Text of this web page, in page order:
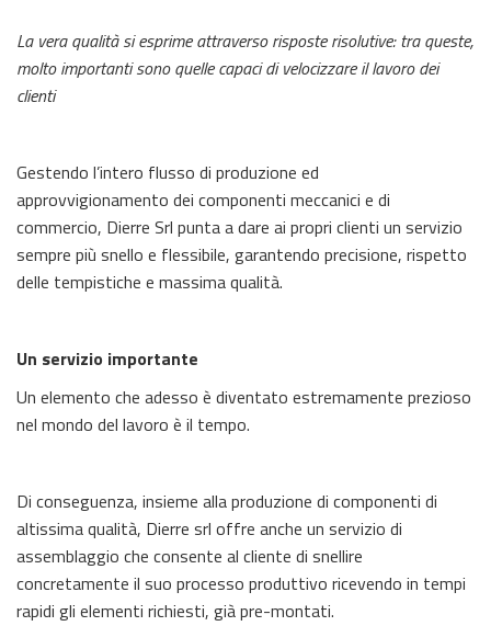
La vera qualità si esprime attraverso risposte risolutive: tra queste,
molto importanti sono quelle capaci di velocizzare il lavoro dei
clienti
Gestendo l’intero flusso di produzione ed
approvvigionamento dei componenti meccanici e di
commercio, Dierre Srl punta a dare ai propri clienti un servizio
sempre più snello e flessibile, garantendo precisione, rispetto
delle tempistiche e massima qualità.
Un servizio importante
Un elemento che adesso è diventato estremamente prezioso
nel mondo del lavoro è il tempo.
Di conseguenza, insieme alla produzione di componenti di
altissima qualità, Dierre srl offre anche un servizio di
assemblaggio che consente al cliente di snellire
concretamente il suo processo produttivo ricevendo in tempi
rapidi gli elementi richiesti, già pre-montati.